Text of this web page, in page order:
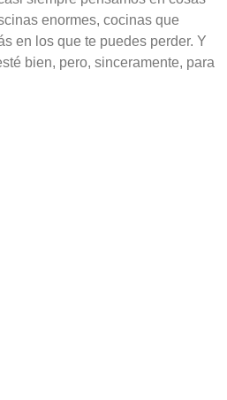
enormes, cocinas que
en los que te puedes perder. Y
bien, pero, sinceramente, para